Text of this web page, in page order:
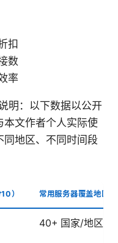
扣
数
率
明：以下数据以公开
本文作者个人实际使
同地区、不同时间段
） 常用服务器覆盖地区
40+ 国家/地区